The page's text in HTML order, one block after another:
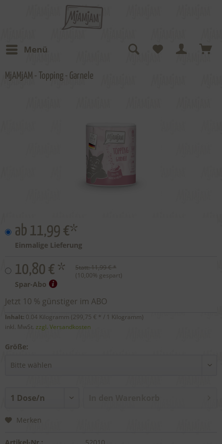
Menü
MjAMjAM - Topping - Garnele
ab 11,99 €*
Einmalige Lieferung
10,80 € * Statt:11,99 € *
(10,00% gespart)
Spar-Abo
Jetzt 10 % günstiger im ABO
Inhalt: 0.04 Kilogramm (299,75 € * / 1 Kilogramm)
inkl. MwSt. zzgl. Versandkosten
Größe:
Merken